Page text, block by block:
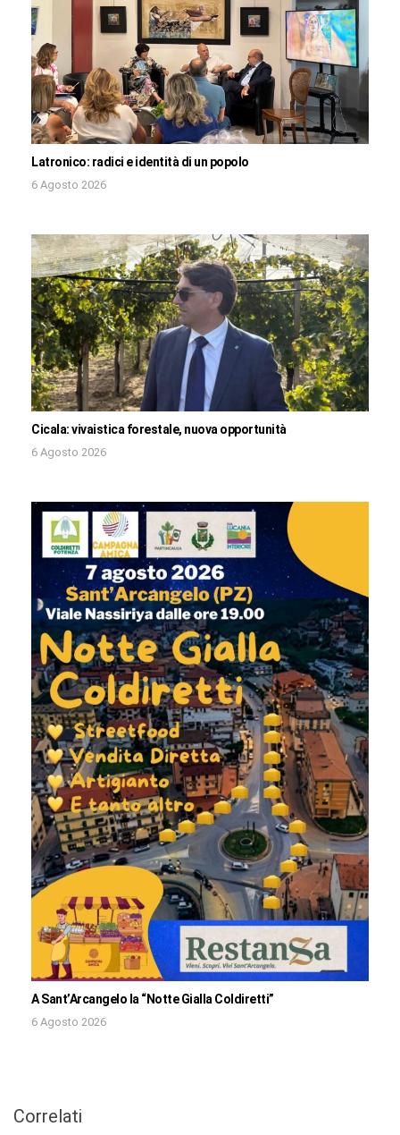
Latronico: radici e identità di un popolo
6 Agosto 2026
Cicala: vivaistica forestale, nuova opportunità
6 Agosto 2026
A Sant’Arcangelo la “Notte Gialla Coldiretti”
6 Agosto 2026
Correlati